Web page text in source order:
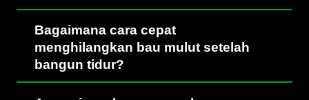
Bagaimana cara cepat
menghilangkan bau mulut setelah
bangun tidur?